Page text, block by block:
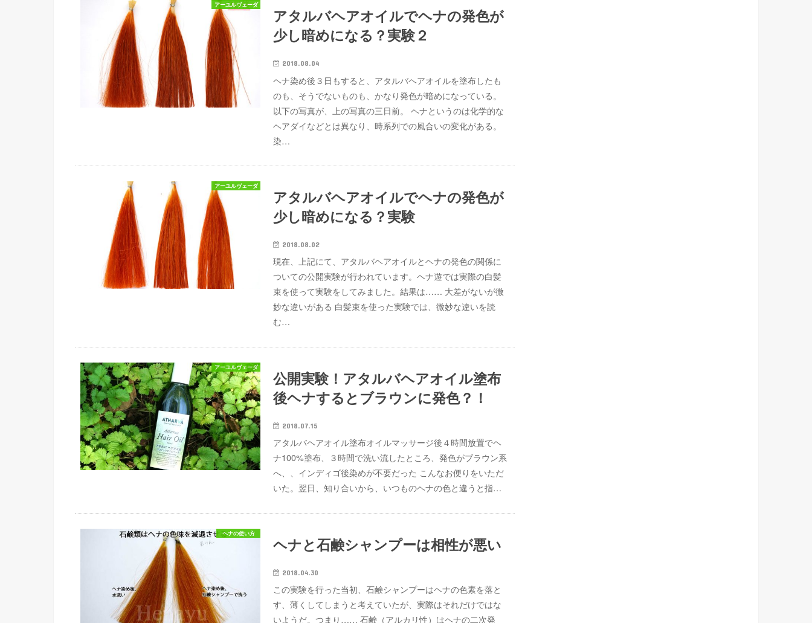
アーユルヴェーダ
アタルバヘアオイルでヘナの発色が
少し暗めになる？実験２
2018.08.04
ヘナ染め後３日もすると、アタルバヘアオイルを塗布したも
のも、そうでないものも、かなり発色が暗めになっている。
以下の写真が、上の写真の三日前。 ヘナというのは化学的な
ヘアダイなどとは異なり、時系列での風合いの変化がある。
染…
アーユルヴェーダ
アタルバヘアオイルでヘナの発色が
少し暗めになる？実験
2018.08.02
現在、上記にて、アタルバヘアオイルとヘナの発色の関係に
ついての公開実験が行われています。ヘナ遊では実際の白髪
束を使って実験をしてみました。結果は…… 大差がないが微
妙な違いがある 白髪束を使った実験では、微妙な違いを読
む…
アーユルヴェーダ
公開実験！アタルバヘアオイル塗布
後ヘナするとブラウンに発色？！
2018.07.15
アタルバヘアオイル塗布オイルマッサージ後４時間放置でヘ
ナ100%塗布、３時間で洗い流したところ、発色がブラウン系
へ、、インディゴ後染めが不要だった こんなお便りをいただ
いた。翌日、知り合いから、いつものヘナの色と違うと指…
ヘナの使い方
ヘナと石鹸シャンプーは相性が悪い
2018.04.30
この実験を行った当初、石鹸シャンプーはヘナの色素を落と
す、薄くしてしまうと考えていたが、実際はそれだけではな
いようだ。つまり…… 石鹸（アルカリ性）はヘナの二次発